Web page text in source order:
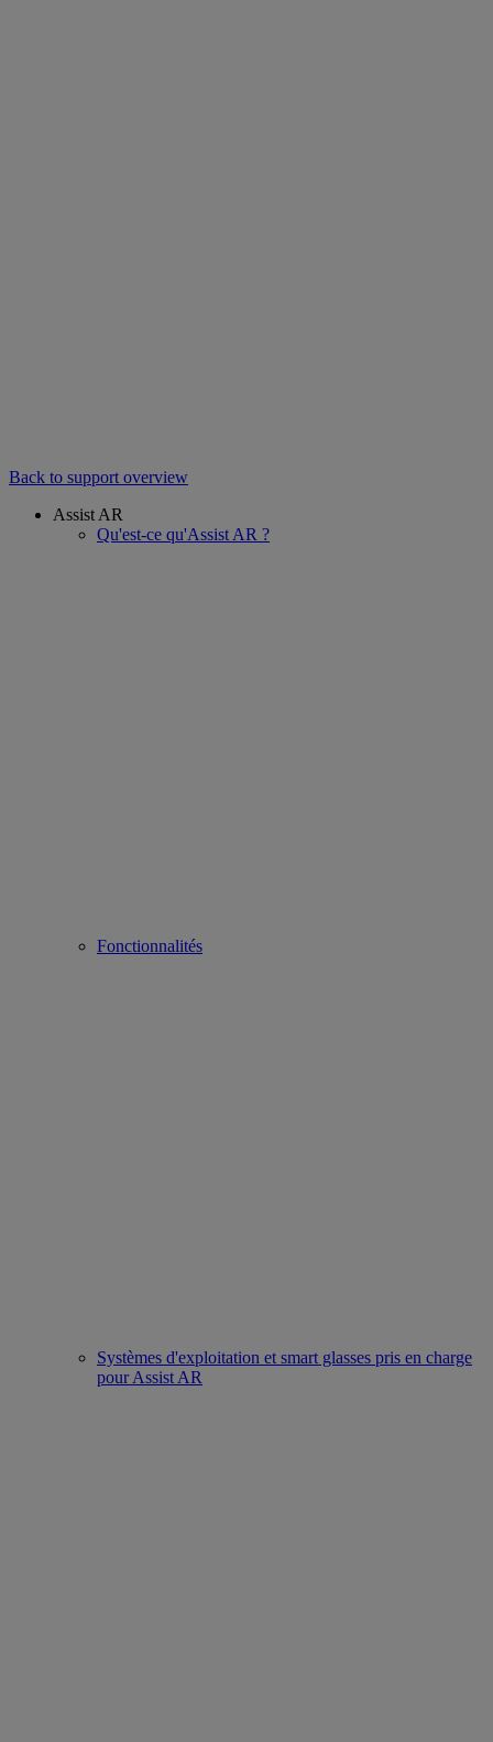
Back to support overview
Assist AR
Qu'est-ce qu'Assist AR ?
Fonctionnalités
Systèmes d'exploitation et smart glasses pris en charge
pour Assist AR